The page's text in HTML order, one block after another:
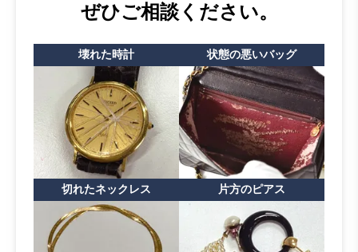
ぜひご相談ください。
壊れた時計 状態の悪いバッグ
切れたネックレス 片方のピアス